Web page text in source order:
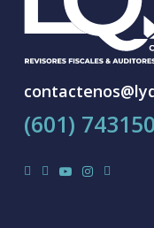
(601)
facebook
linkedin
youtubeinstagram
tiktok